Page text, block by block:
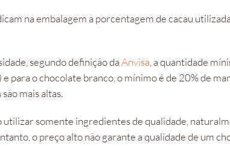
na embalagem a porcentagem de cacau
segundo definição daAnvisa , a quantidade
para o chocolate branco, o mínimo é de 20% de
mais altas.
utilizar somente ingredientes de qualidade,
o preço alto não garante a qualidade de um